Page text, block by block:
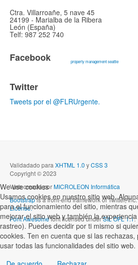
Ctra. Villarroañe, 5 nave 45
24199 - Marialba de la Ribera
León (España)
Telf: 987 252 740
Facebook property management seattle
Twitter
Tweets por el @FLRUrgente.
Validadado para XHTML 1.0 yCSS 3
Copyright © 2023
Web creada porMICROLEON Informática
Bootstrapis a front-end framework of Twitter,
License.
Font Awesomefont licensed underSIL OFL 1.1.
We use cookies
Usamos cookies en nuestro sitio web.
para el funcionamiento del sitio, mientras
mejorar el sitio web y también la
rastreo). Puedes decidir por ti mismo si
cookies. Ten en cuenta que si las
usar todas las funcionalidades del sitio web.